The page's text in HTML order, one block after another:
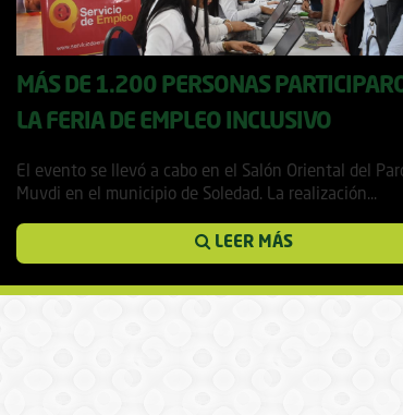
MÁS DE 1.200 PERSONAS
LA FERIA DE EMPLEO INCLUSIVO
El evento se llevó a cabo en el Salón Oriental del
Muvdi en el municipio de Soledad. La realización...
LEER MÁS